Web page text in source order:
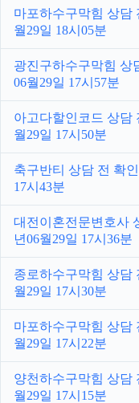
마포하수구막힘 상담
월29일 18시05분
광진구하수구막힘 상
06월29일 17시57분
아고다할인코드 상담
월29일 17시50분
축구반티 상담 전 확
17시43분
대전이혼전문변호사
년06월29일 17시36분
종로하수구막힘 상담
월29일 17시30분
마포하수구막힘 상담
월29일 17시22분
양천하수구막힘 상담
월29일 17시15분